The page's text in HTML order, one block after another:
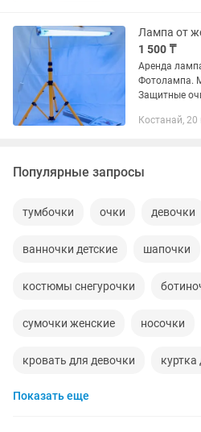
Лампа от
1 500 ₸
Аренда
Фотолампа.
Защитные
Костанай,
Популярные запросы
тумбочки очки девочки
ванночки детские шапочки
костюмы снегурочки
сумочки женские носочки
кровать для девочки куртка
булочки
Показать еще